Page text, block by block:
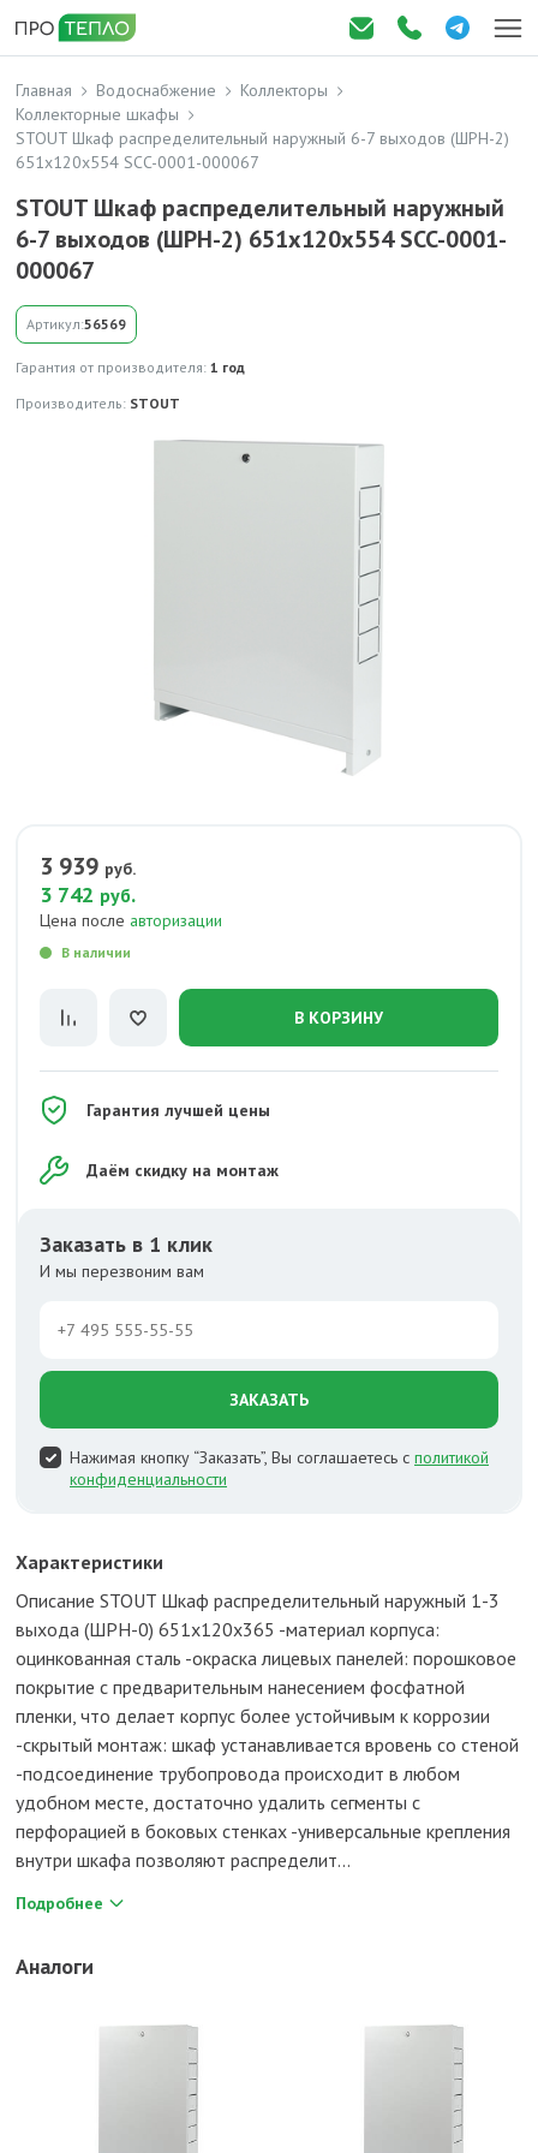
Главная Водоснабжение
Коллекторы
Коллекторные шкафы
STOUT Шкаф распределительный наружный 6-7 выходов (ШРН-2)
651х120х554 SCC-0001-000067
STOUT Шкаф распределительный наружный
6-7 выходов (ШРН-2) 651х120х554 SCC-0001-
000067
Артикул:56569
Гарантия от производителя: 1 год
Производитель: STOUT
3 939 руб.
3 742 руб.
Цена после авторизации
В наличии
В КОРЗИНУ
Гарантия лучшей цены
Даём скидку на монтаж
Заказать в 1 клик
И мы перезвоним вам
ЗАКАЗАТЬ
Нажимая кнопку “Заказать”, Вы соглашаетесь с политикой
конфиденциальности
Характеристики
Описание STOUT Шкаф распределительный наружный 1-3
выхода (ШРН-0) 651х120х365 -материал корпуса:
оцинкованная сталь -окраска лицевых панелей: порошковое
покрытие с предварительным нанесением фосфатной
пленки, что делает корпус более устойчивым к коррозии
-скрытый монтаж: шкаф устанавливается вровень со стеной
-подсоединение трубопровода происходит в любом
удобном месте, достаточно удалить сегменты с
перфорацией в боковых стенках -универсальные крепления
внутри шкафа позволяют распределит...
Подробнее
Аналоги